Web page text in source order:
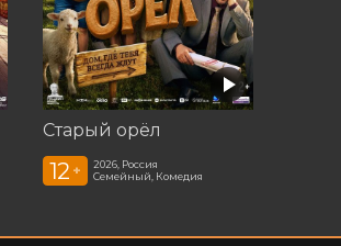
Старый орёл
12 +
2026, Россия
Семейный, Комедия